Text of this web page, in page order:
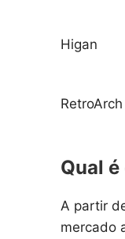
Higan
RetroArch
Qual
A partir
mercado